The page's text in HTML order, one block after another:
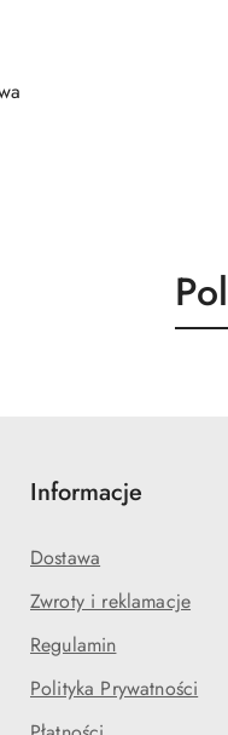
o
Informacje
Dostawa
Zwroty i reklamacje
Regulamin
Polityka Prywatności